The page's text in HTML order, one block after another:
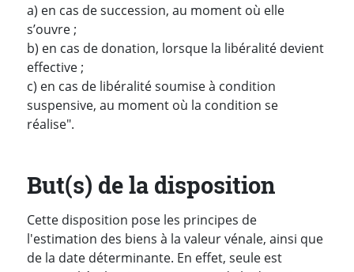
a) en cas de succession, au moment où elle
s’ouvre ;
b) en cas de donation, lorsque la libéralité devient
effective ;
c) en cas de libéralité soumise à condition
suspensive, au moment où la condition se
réalise".
But(s) de la disposition
Cette disposition pose les principes de
l'estimation des biens à la valeur vénale, ainsi que
de la date déterminante. En effet, seule est